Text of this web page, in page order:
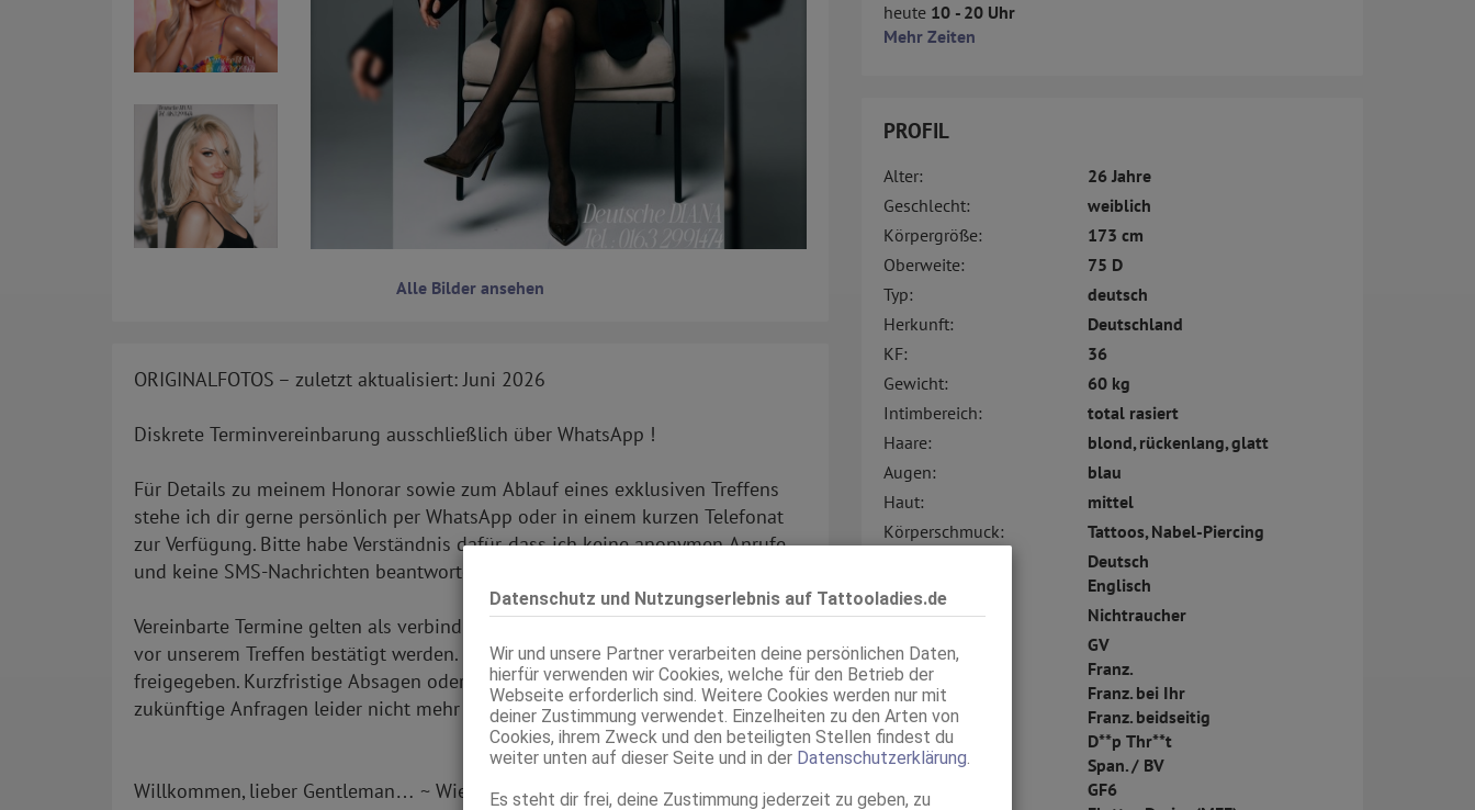
Datenschutz und Nutzungserlebnis auf Tattooladies.de
Wir und unsere Partner verarbeiten deine persönlichen Daten,
hierfür verwenden wir Cookies, welche für den Betrieb der
Webseite erforderlich sind. Weitere Cookies werden nur mit
deiner Zustimmung verwendet. Einzelheiten zu den Arten von
Cookies, ihrem Zweck und den beteiligten Stellen findest du
weiter unten auf dieser Seite und in der Datenschutzerklärung
Es steht dir frei, deine Zustimmung jederzeit zu geben, zu
Alle Bilder ansehen
ORIGINALFOTOS – zuletzt aktualisiert: Juni 2026
Diskrete Terminvereinbarung ausschließlich über WhatsApp !
Für Details zu meinem Honorar sowie zum Ablauf eines exklusiven Treffens
stehe ich dir gerne persönlich per WhatsApp oder in einem kurzen Telefonat
zur Verfügung. Bitte habe Verständnis dafür, dass ich keine anonymen Anrufe
und keine SMS-Nachrichten beantworte !
Vereinbarte Termine gelten als verbindlich und sollten spätestens eine Stunde
vor unserem Treffen bestätigt werden. Nicht bestätigte Termine werden wieder
freigegeben. Kurzfristige Absagen oder Nichterscheinen führen dazu, dass
zukünftige Anfragen leider nicht mehr berücksichtigt werden können !
Willkommen, lieber Gentleman… ~ Wie schön, dass sich unsere Wege hier
heute 10 - 20 Uhr
Mehr Zeiten
PROFIL
Alter:
26 Jahre
Geschlecht:
weiblich
Körpergröße:
173 cm
Oberweite:
75 D
Typ:
deutsch
Herkunft:
Deutschland
KF:
36
Gewicht:
60 kg
Intimbereich:
total rasiert
Haare:
blond, rückenlang, glatt
Augen:
blau
Haut:
mittel
Körperschmuck:
Tattoos, Nabel-Piercing
Deutsch
Englisch
Sonstiges:
Nichtraucher
Verkehr:
GV
Franz.
Franz. bei Ihr
Franz. beidseitig
D**p Thr**t
Span. / BV
GF6